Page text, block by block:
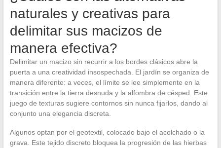
naturales y creativas para
delimitar sus macizos de
manera efectiva?
Delimitar un macizo sin recurrir a los bordes clásicos abre la
puerta a una creatividad insospechada. El jardín se organiza de
manera diferente: a veces, el límite se lee simplemente en la
transición entre la tierra desnuda y la alfombra de césped. Este
juego de texturas sugiere contornos sin nunca fijarlos, dando al
conjunto una elegancia discreta.
Algunos optan por el geotextil, colocado bajo el acolchado o la
grava. Este tejido discreto bloquea la progresión de las hierbas